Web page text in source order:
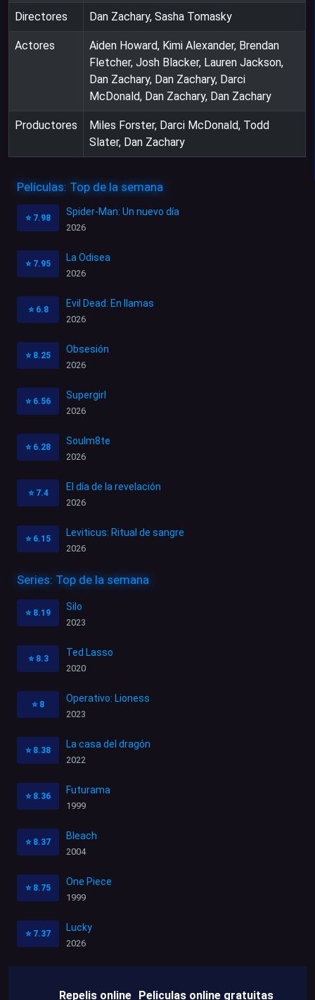
Directores Dan Zachary, Sasha Tomasky
Actores
Aiden Howard, Kimi Alexander, Brendan
Fletcher, Josh Blacker, Lauren Jackson,
Dan Zachary, Dan Zachary, Darci
McDonald, Dan Zachary, Dan Zachary
Productores
Miles Forster, Darci McDonald, Todd
Slater, Dan Zachary
Películas: Top de la semana
⭐ 7.98
Spider-Man: Un nuevo día
2026
⭐ 7.95
La Odisea
2026
⭐ 6.8
Evil Dead: En llamas
2026
⭐ 8.25
Obsesión
2026
⭐ 6.56
Supergirl
2026
⭐ 6.28
Soulm8te
2026
⭐ 7.4
El día de la revelación
2026
⭐ 6.15
Leviticus: Ritual de sangre
2026
Series: Top de la semana
⭐ 8.19
Silo
2023
⭐ 8.3
Ted Lasso
2020
⭐ 8
Operativo: Lioness
2023
⭐ 8.38
La casa del dragón
2022
⭐ 8.36
Futurama
1999
⭐ 8.37
Bleach
2004
⭐ 8.75
One Piece
1999
⭐ 7.37
Lucky
2026
Repelis online Peliculas online gratuitas